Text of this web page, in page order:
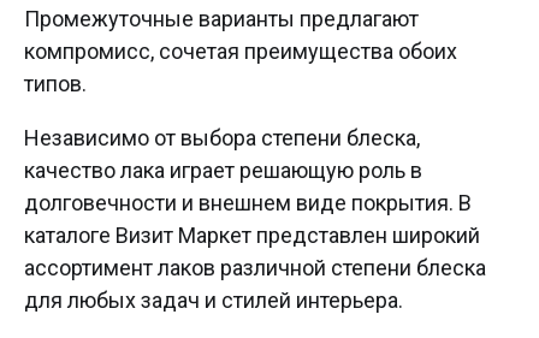
Промежуточные варианты предлагают
компромисс, сочетая преимущества обоих
типов.
Независимо от выбора степени блеска,
качество лака играет решающую роль в
долговечности и внешнем виде покрытия. В
каталоге Визит Маркет представлен широкий
ассортимент лаков различной степени блеска
для любых задач и стилей интерьера.